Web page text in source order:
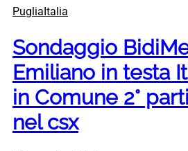
PugliaItalia
Sondaggio
Emiliano in testa
in Comune 2°
nel csx